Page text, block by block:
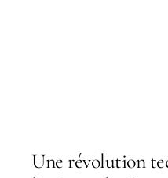
Une révolution